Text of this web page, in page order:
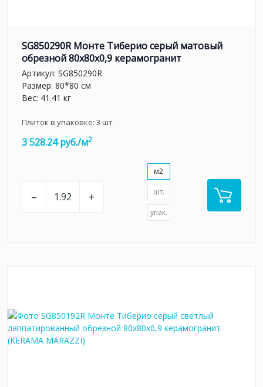
SG850290R Монте Тиберио серый матовый
обрезной 80x80x0,9 керамогранит
Артикул: SG850290R
Размер: 80*80 см
Вес: 41.41 кг
Плиток в упаковке: 3 шт
3 528.24 руб./м2
– +
м2
шт.
упак.